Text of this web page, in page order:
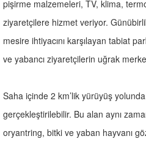
pişirme malzemeleri, TV, klima,
ziyaretçilere hizmet veriyor.
mesire ihtiyacını karşılayan tabiat
ve yabancı ziyaretçilerin uğrak
Saha içinde 2 km’lik yürüyüş
gerçekleştirilebilir. Bu alan aynı
oryantring, bitki ve yaban hayvanı